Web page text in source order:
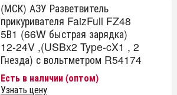
(МСК) АЗУ Разветвитель
прикуривателя FaizFull FZ48
5В1 (66W быстрая зарядка)
12-24V ,(USBx2 Type-cX1 , 2
Гнезда) с вольтметром R54174
Есть в наличии (оптом)
Узнать цену